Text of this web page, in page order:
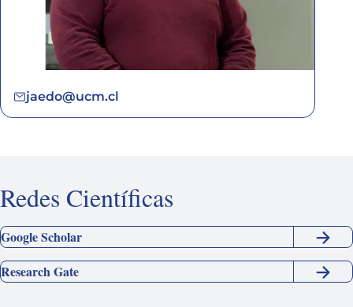
jaedo@ucm.cl
Redes Científicas
Google Scholar
Research Gate